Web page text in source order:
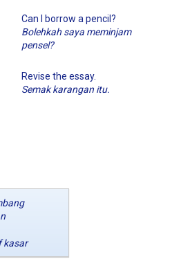
Can I borrow a pencil?
Bolehkah saya meminjam
pensel?
Revise the essay.
Semak karangan itu.
kasar